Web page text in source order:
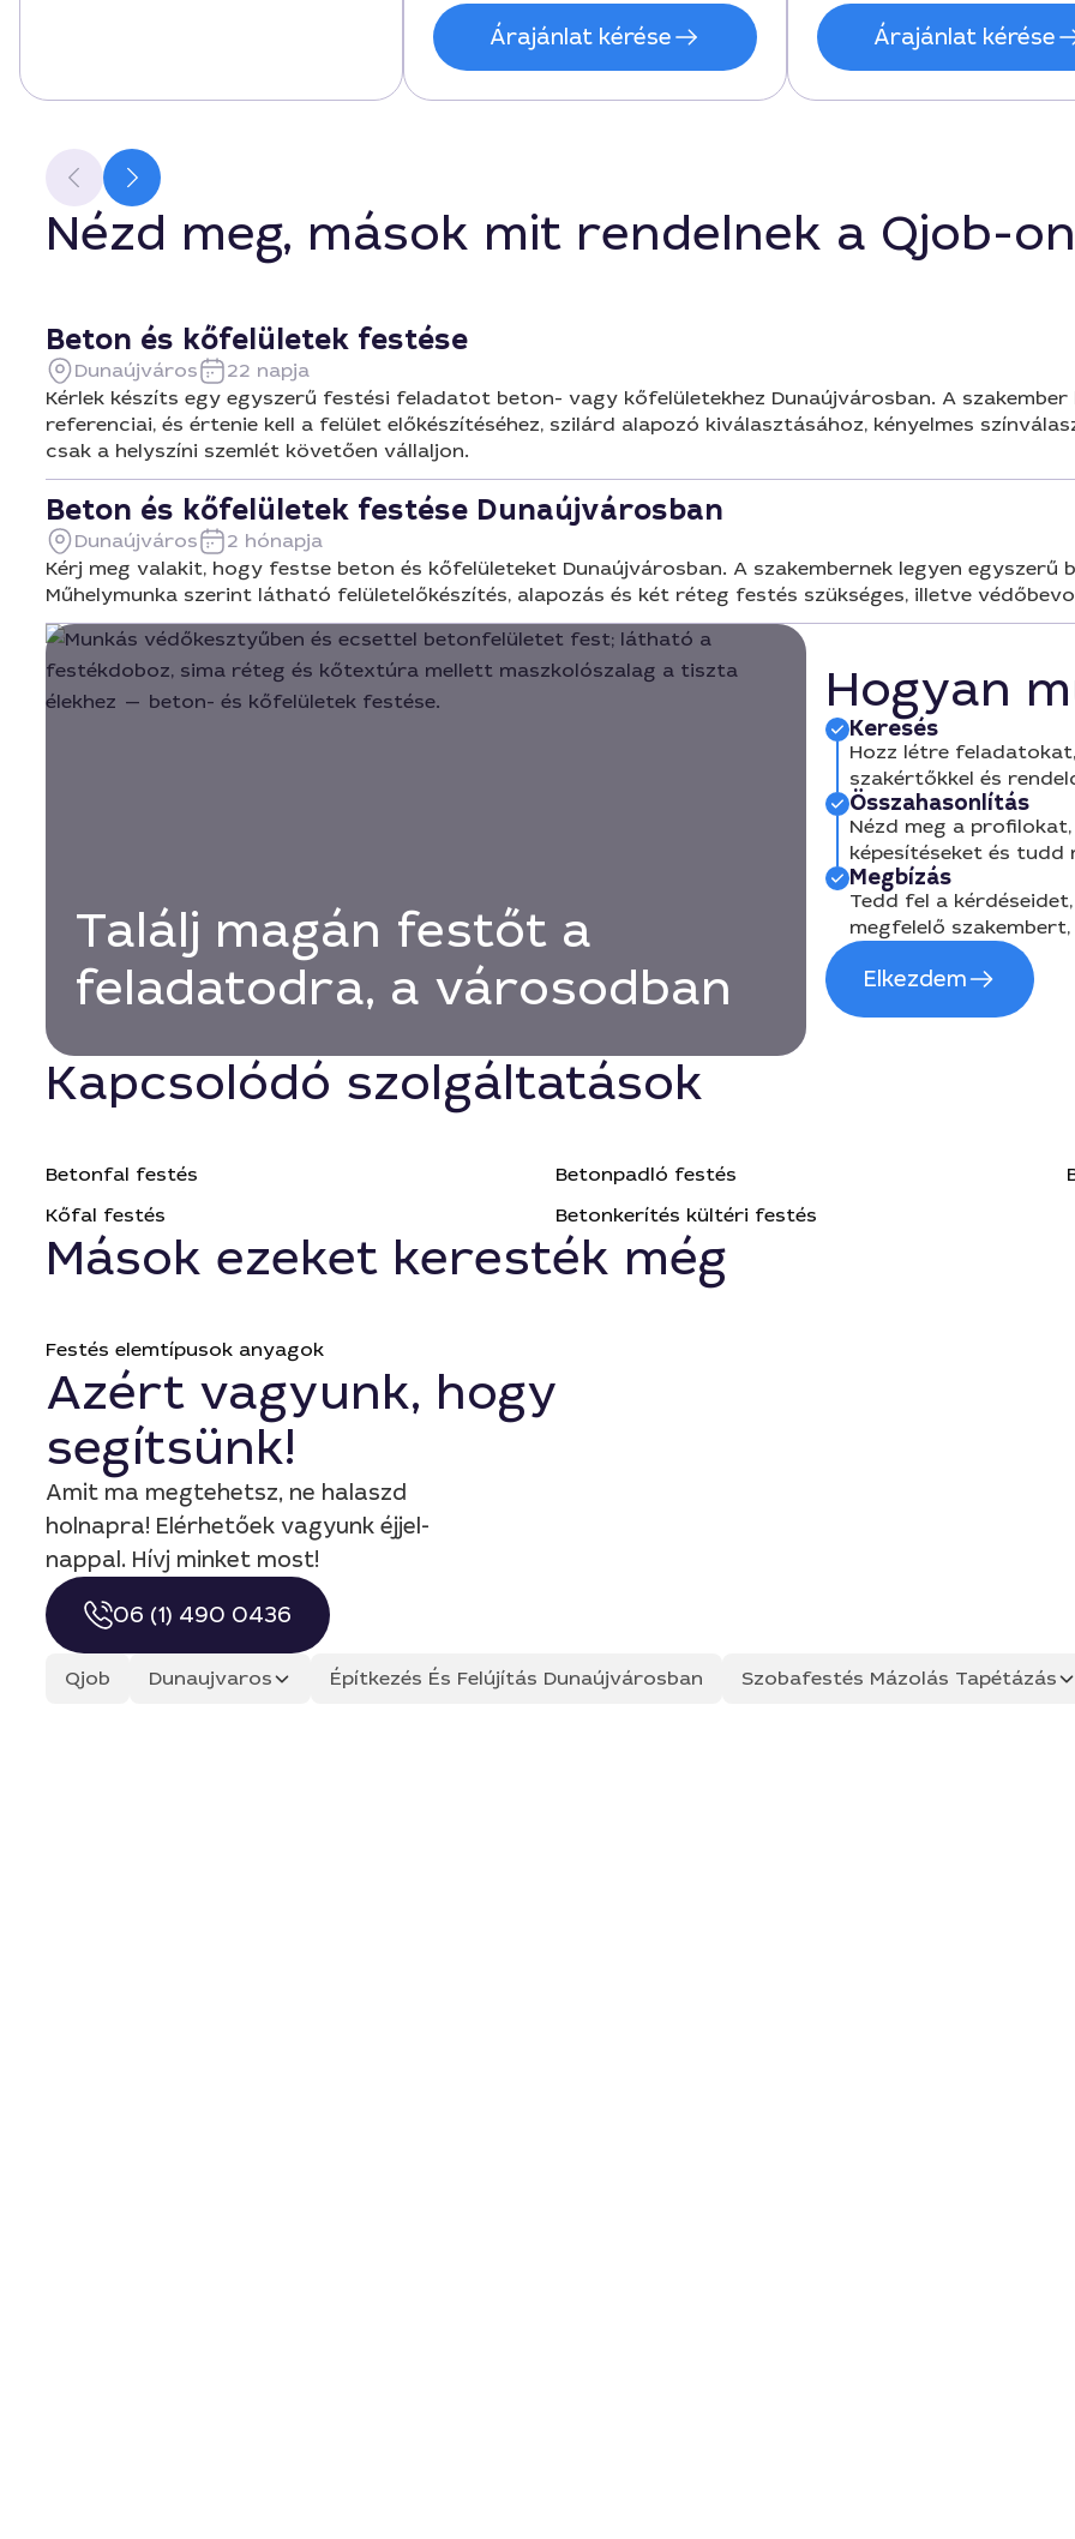
Árajánlat kérése
Elégedett vagyok a
mindennapi használatra is
Árajánlat kérése
Nézd meg, mások mit rendelnek a Qjob-on
Beton és kőfelületek festése
Dunaújváros
22 napja
Kérlek készíts egy egyszerű festési feladatot beton- vagy kőfelületekhez Dunaújvárosban. A
referenciai, és értenie kell a felület előkészítéséhez, szilárd alapozó kiválasztásához, kényelmes
csak a helyszíni szemlét követően vállaljon.
Beton és kőfelületek festése Dunaújvárosban
Dunaújváros
2 hónapja
Kérj meg valakit, hogy festse beton és kőfelületeket Dunaújvárosban. A szakembernek legyen egyszerű
Műhelymunka szerint látható felületelőkészítés, alapozás és két réteg festés szükséges, illetve
Találj magán festőt a
feladatodra, a városodban
Hogyan
Keresés
Hozz létre
szakértőkkel és
Összahasonlítás
Nézd meg a
képesítéseket és
Megbízás
Tedd fel a
megfelelő
Elkezdem
Kapcsolódó szolgáltatások
Betonfal festés Betonpadló festés
Kőfal festés
Betonkerítés kültéri festés
Mások ezeket keresték még
Festés elemtípusok anyagok
Azért vagyunk, hogy
segítsünk!
Amit ma megtehetsz, ne halaszd
holnapra! Elérhetőek vagyunk éjjel-
nappal. Hívj minket most!
06 (1) 490 0436
Qjob Dunaujvaros Építkezés És Felújítás Dunaújvárosban Szobafestés Mázolás Tapétázás